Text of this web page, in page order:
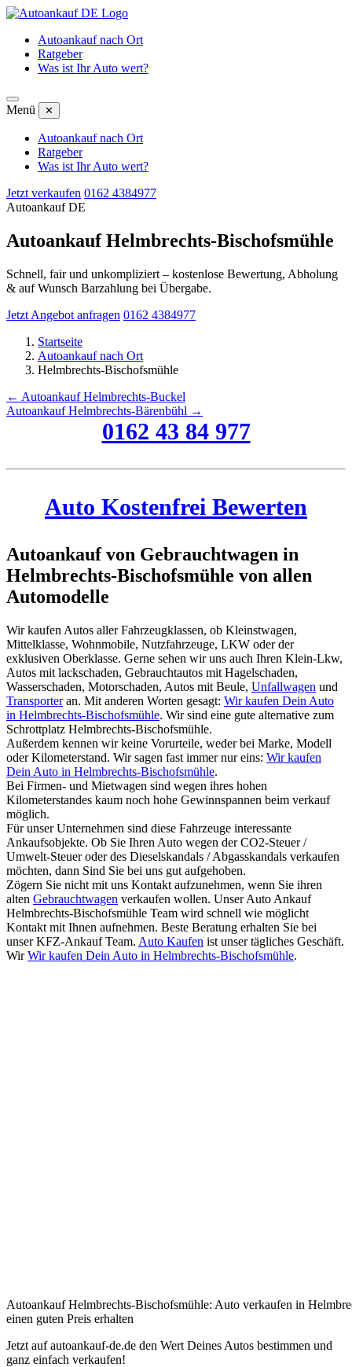
Autoankauf nach Ort
Ratgeber
Was ist Ihr Auto wert?
Menü ✕
Autoankauf nach Ort
Ratgeber
Was ist Ihr Auto wert?
Jetzt verkaufen 0162 4384977
Autoankauf DE
Autoankauf Helmbrechts-Bischofsmühle
Schnell, fair und unkompliziert – kostenlose Bewertung, Abholung
& auf Wunsch Barzahlung bei Übergabe.
Jetzt Angebot anfragen 0162 4384977
Startseite
Autoankauf nach Ort
Helmbrechts-Bischofsmühle
← Autoankauf Helmbrechts-Buckel
Autoankauf Helmbrechts-Bärenbühl →
0162 43 84 977
Auto Kostenfrei Bewerten
Autoankauf von Gebrauchtwagen in
Helmbrechts-Bischofsmühle von allen
Automodelle
Wir kaufen Autos aller Fahrzeugklassen, ob Kleinstwagen,
Mittelklasse, Wohnmobile, Nutzfahrzeuge, LKW oder der
exklusiven Oberklasse. Gerne sehen wir uns auch Ihren Klein-Lkw,
Autos mit lackschaden, Gebrauchtautos mit Hagelschaden,
Wasserschaden, Motorschaden, Autos mit Beule, Unfallwagen und
Transporteran. Mit anderen Worten gesagt: Wir kaufen Dein Auto
in Helmbrechts-Bischofsmühle. Wir sind eine gute alternative zum
Schrottplatz Helmbrechts-Bischofsmühle.
Außerdem kennen wir keine Vorurteile, weder bei Marke, Modell
oder Kilometerstand. Wir sagen fast immer nur eins: Wir kaufen
Dein Auto in Helmbrechts-Bischofsmühle.
Bei Firmen- und Mietwagen sind wegen ihres hohen
Kilometerstandes kaum noch hohe Gewinnspannen beim verkauf
möglich.
Für unser Unternehmen sind diese Fahrzeuge interessante
Ankaufsobjekte. Ob Sie Ihren Auto wegen der CO2-Steuer /
Umwelt-Steuer oder des Dieselskandals / Abgasskandals verkaufen
möchten, dann Sind Sie bei uns gut aufgehoben.
Zögern Sie nicht mit uns Kontakt aufzunehmen, wenn Sie ihren
alten Gebrauchtwagen verkaufen wollen. Unser Auto Ankauf
Helmbrechts-Bischofsmühle Team wird schnell wie möglicht
Kontakt mit Ihnen aufnehmen. Beste Beratung erhalten Sie bei
unser KFZ-Ankauf Team. Auto Kaufen ist unser tägliches Geschäft.
WirWir kaufen Dein Auto in Helmbrechts-Bischofsmühle.
Autoankauf Helmbrechts-Bischofsmühle: Auto verkaufen in
einen guten Preis erhalten
Jetzt auf autoankauf-de.de den Wert Deines Autos bestimmen und
ganz einfach verkaufen!